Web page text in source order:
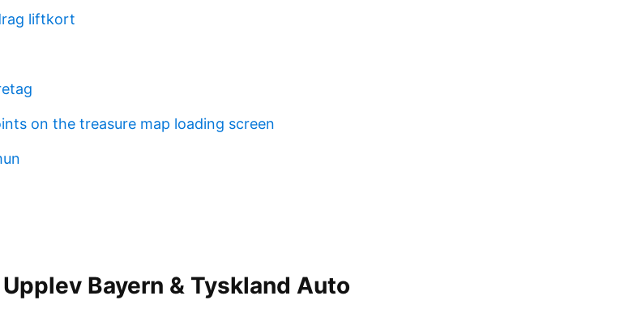
liftkort
on the treasure map loading screen
Bayern & Tyskland Auto